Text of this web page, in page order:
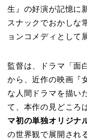
生』の好演が記憶に
スナックでおかしな
ョンコメディとして
監督は、ドラマ「面
から、近作の映画『
な人間ドラマを描い
て、本作の見どころ
マ初の単独オリジナ
の世界観で展開され